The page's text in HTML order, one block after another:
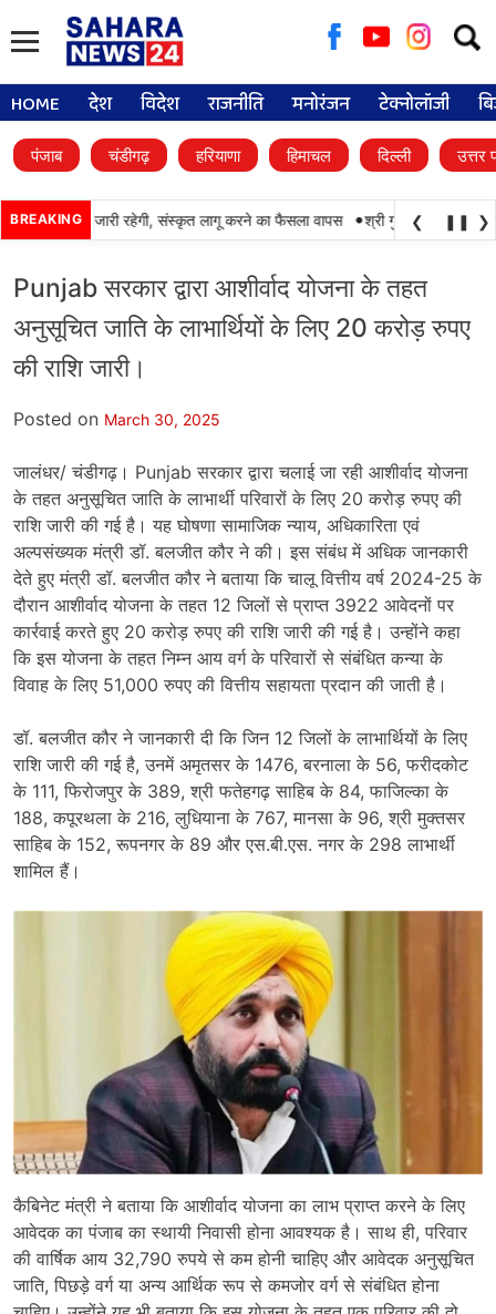
for:
HOME देश विदेश राजनीति मनोरंजन टेक्नोलॉजी
पंजाब चंडीगढ़ हरियाणा हिमाचल दिल्ली उत्तर
BREAKING
की पढ़ाई जारी रहेगी, संस्कृत लागू करने का फैसला वापस • श्री गुरु हरिकृष्ण साहिब
❮ ❚❚ ❯
Punjab सरकार द्वारा आशीर्वाद योजना के तहत
अनुसूचित जाति के लाभार्थियों के लिए 20 करोड़ रुपए
की राशि जारी।
Posted on March 30, 2025
जालंधर/ चंडीगढ़। Punjab सरकार द्वारा चलाई जा रही आशीर्वाद योजना
के तहत अनुसूचित जाति के लाभार्थी परिवारों के लिए 20 करोड़ रुपए की
राशि जारी की गई है। यह घोषणा सामाजिक न्याय, अधिकारिता एवं
अल्पसंख्यक मंत्री डॉ. बलजीत कौर ने की। इस संबंध में अधिक जानकारी
देते हुए मंत्री डॉ. बलजीत कौर ने बताया कि चालू वित्तीय वर्ष 2024-25 के
दौरान आशीर्वाद योजना के तहत 12 जिलों से प्राप्त 3922 आवेदनों पर
कार्रवाई करते हुए 20 करोड़ रुपए की राशि जारी की गई है। उन्होंने कहा
कि इस योजना के तहत निम्न आय वर्ग के परिवारों से संबंधित कन्या के
विवाह के लिए 51,000 रुपए की वित्तीय सहायता प्रदान की जाती है।
डॉ. बलजीत कौर ने जानकारी दी कि जिन 12 जिलों के लाभार्थियों के लिए
राशि जारी की गई है, उनमें अमृतसर के 1476, बरनाला के 56, फरीदकोट
के 111, फिरोजपुर के 389, श्री फतेहगढ़ साहिब के 84, फाजिल्का के
188, कपूरथला के 216, लुधियाना के 767, मानसा के 96, श्री मुक्तसर
साहिब के 152, रूपनगर के 89 और एस.बी.एस. नगर के 298 लाभार्थी
शामिल हैं।
कैबिनेट मंत्री ने बताया कि आशीर्वाद योजना का लाभ प्राप्त करने के लिए
आवेदक का पंजाब का स्थायी निवासी होना आवश्यक है। साथ ही, परिवार
की वार्षिक आय 32,790 रुपये से कम होनी चाहिए और आवेदक अनुसूचित
जाति, पिछड़े वर्ग या अन्य आर्थिक रूप से कमजोर वर्ग से संबंधित होना